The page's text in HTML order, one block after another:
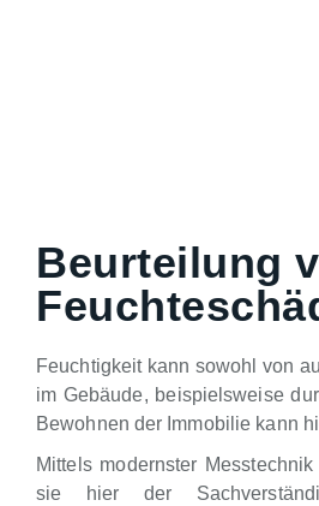
Beurteilung
Feuchtigkeit kann sowohl von
im Gebäude, beispielsweise
Bewohnen der Immobilie kann
Mittels modernster
sie hier der